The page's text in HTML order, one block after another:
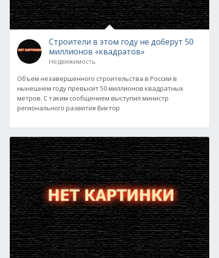
Строители в этом году не доберут 50
миллионов «квадратов»
Недвижимость
Объем незавершенного строительства в России в
нынешнем году превысит 50 миллионов квадратных
метров. С таким сообщением выступил министр
регионального развития Виктор